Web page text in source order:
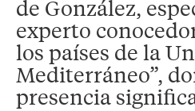
de González,
experto
los países de la
Mediterráneo”,
presencia